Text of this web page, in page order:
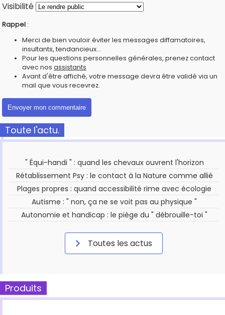
Visibilité
Rappel :
Merci de bien vouloir éviter les messages diffamatoires,
insultants, tendancieux...
Pour les questions personnelles générales, prenez contact
avec nos assistants
Avant d'être affiché, votre message devra être validé via un
mail que vous recevrez.
Toute l'actu.
" Équi-handi " : quand les chevaux ouvrent l'horizon
Rétablissement Psy : le contact à la Nature comme allié
Plages propres : quand accessibilité rime avec écologie
Autisme : " non, ça ne se voit pas au physique "
Autonomie et handicap : le piège du " débrouille-toi "
Toutes les actus
Produits